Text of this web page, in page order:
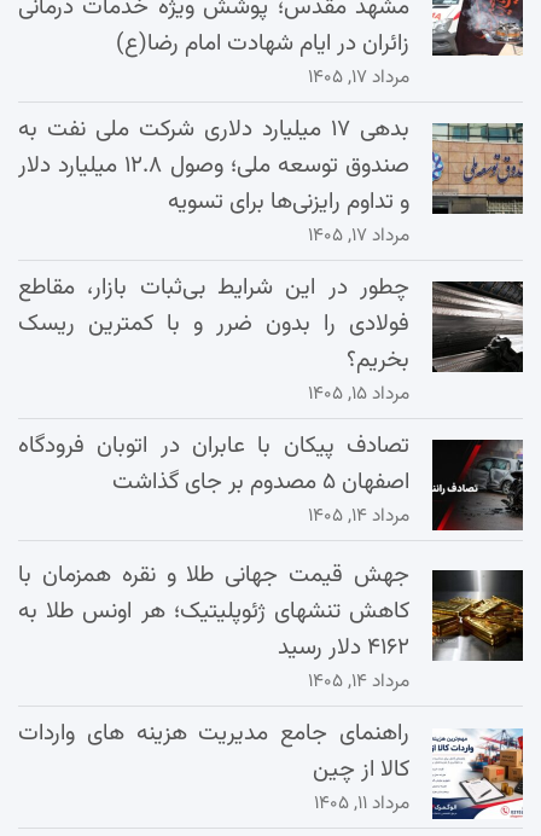
مشهد مقدس؛ پوشش ویژه خدمات درمانی
زائران در ایام شهادت امام رضا(ع)
مرداد ۱۷, ۱۴۰۵
بدهی ۱۷ میلیارد دلاری شرکت ملی نفت به
صندوق توسعه ملی؛ وصول ۱۲.۸ میلیارد دلار
و تداوم رایزنی‌ها برای تسویه
مرداد ۱۷, ۱۴۰۵
چطور در این شرایط بی‌ثبات بازار، مقاطع
فولادی را بدون ضرر و با کمترین ریسک
بخریم؟
مرداد ۱۵, ۱۴۰۵
تصادف پیکان با عابران در اتوبان فرودگاه
اصفهان ۵ مصدوم بر جای گذاشت
مرداد ۱۴, ۱۴۰۵
جهش قیمت جهانی طلا و نقره همزمان با
کاهش تنشهای ژئوپلیتیک؛ هر اونس طلا به
۴۱۶۲ دلار رسید
مرداد ۱۴, ۱۴۰۵
راهنمای جامع مدیریت هزینه‌ های واردات
کالا از چین
مرداد ۱۱, ۱۴۰۵